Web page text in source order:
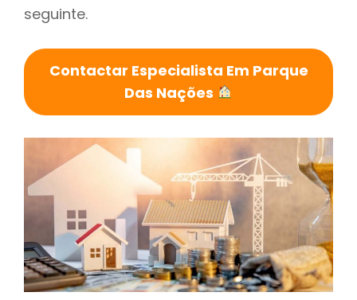
seguinte.
Contactar Especialista Em Parque
Das Nações